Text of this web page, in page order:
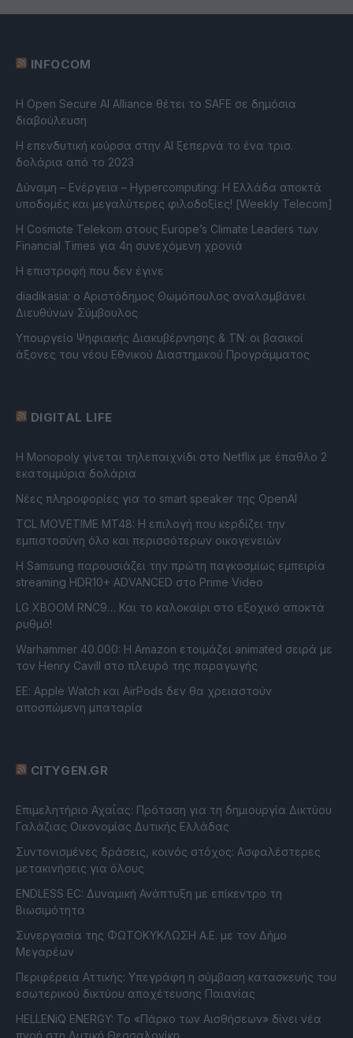
INFOCOM
Η Open Secure AI Alliance θέτει το SAFE σε δημόσια
διαβούλευση
Η επενδυτική κούρσα στην AI ξεπερνά το ένα τρισ.
δολάρια από το 2023
Δύναμη – Ενέργεια – Ηypercomputing: Η Ελλάδα αποκτά
υποδομές και μεγαλύτερες φιλοδοξίες! [Weekly Telecom]
Η Cosmote Telekom στους Europe’s Climate Leaders των
Financial Times για 4η συνεχόμενη χρονιά
Η επιστροφή που δεν έγινε
diadikasia: ο Αριστόδημος Θωμόπουλος αναλαμβάνει
Διευθύνων Σύμβουλος
Υπουργείο Ψηφιακής Διακυβέρνησης & ΤΝ: οι βασικοί
άξονες του νέου Εθνικού Διαστημικού Προγράμματος
DIGITAL LIFE
Η Monopoly γίνεται τηλεπαιχνίδι στο Netflix με έπαθλο 2
εκατομμύρια δολάρια
Νέες πληροφορίες για το smart speaker της OpenAI
TCL MOVETIME MT48: Η επιλογή που κερδίζει την
εμπιστοσύνη όλο και περισσότερων οικογενειών
Η Samsung παρουσιάζει την πρώτη παγκοσμίως εμπειρία
streaming HDR10+ ADVANCED στο Prime Video
LG XBOOM RNC9… Και το καλοκαίρι στο εξοχικό αποκτά
ρυθμό!
Warhammer 40.000: Η Amazon ετοιμάζει animated σειρά με
τον Henry Cavill στο πλευρό της παραγωγής
ΕΕ: Apple Watch και AirPods δεν θα χρειαστούν
αποσπώμενη μπαταρία
CITYGEN.GR
Επιμελητήριο Αχαΐας: Πρόταση για τη δημιουργία Δικτύου
Γαλάζιας Οικονομίας Δυτικής Ελλάδας
Συντονισμένες δράσεις, κοινός στόχος: Ασφαλέστερες
μετακινήσεις για όλους
ENDLESS EC: Δυναμική Ανάπτυξη με επίκεντρο τη
Βιωσιμότητα
Συνεργασία της ΦΩΤΟΚΥΚΛΩΣΗ Α.Ε. με τον Δήμο
Μεγαρέων
Περιφέρεια Αττικής: Υπεγράφη η σύμβαση κατασκευής του
εσωτερικού δικτύου αποχέτευσης Παιανίας
HELLENiQ ENERGY: Το «Πάρκο των Αισθήσεων» δίνει νέα